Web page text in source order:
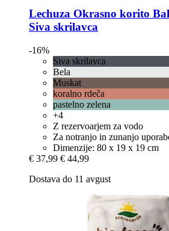
Lechuza Okrasno korito
Siva skrilavca
-16%
Siva skrilavca
Bela
Muskat
koralno rdeča
pastelno zelena
+4
Z rezervoarjem za vodo
Za notranjo in zunanjo
Dimenzije: 80 x 19 x 19 cm
€ 37,99 € 44,99
Dostava do 11 avgust